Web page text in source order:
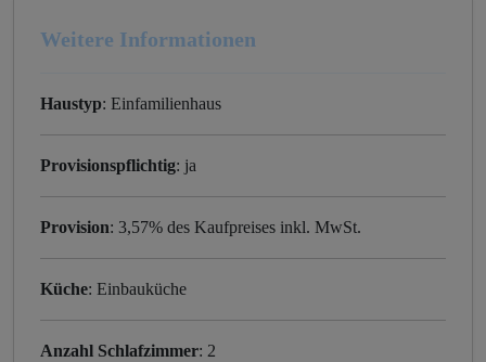
Weitere Informationen
Haustyp: Einfamilienhaus
Provisionspflichtig: ja
Provision: 3,57% des Kaufpreises inkl. MwSt.
Küche: Einbauküche
Anzahl Schlafzimmer: 2